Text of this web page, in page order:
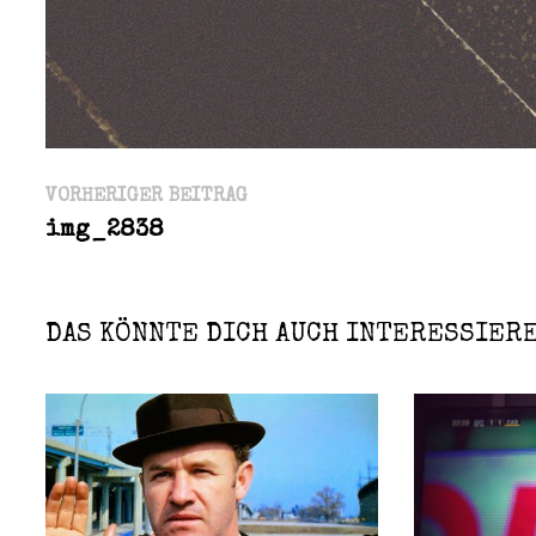
Beitragsnavigation
VORHERIGER BEITRAGVorheriger
img_2838
DAS KÖNNTE DICH AUCH